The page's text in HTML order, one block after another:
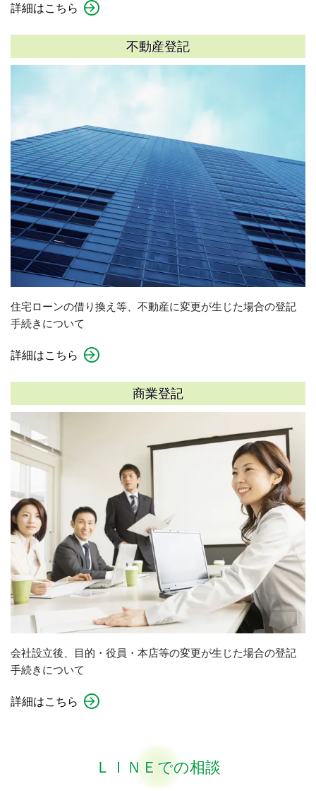
詳細はこちら
不動産登記
住宅ローンの借り換え等、不動産に変更が生じた場合の登記
手続きについて
詳細はこちら
商業登記
会社設立後、目的・役員・本店等の変更が生じた場合の登記
手続きについて
詳細はこちら
ＬＩＮＥでの相談